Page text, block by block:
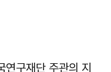
구재단 주관의 지